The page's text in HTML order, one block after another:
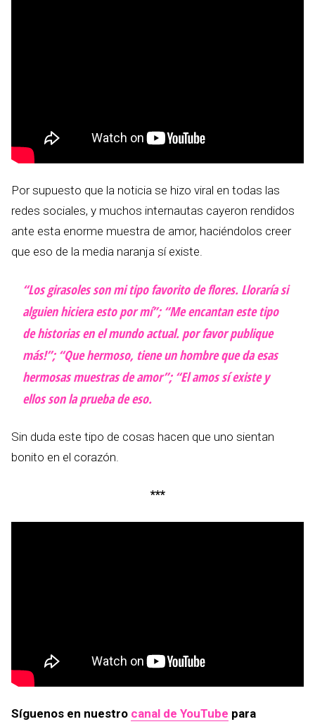
Por supuesto que la noticia se hizo viral en todas las
redes sociales, y muchos internautas cayeron rendidos
ante esta enorme muestra de amor, haciéndolos creer
que eso de la media naranja sí existe.
“Los girasoles son mi tipo favorito de flores. Lloraría si
alguien hiciera esto por mí”; “Me encantan este tipo
de historias en el mundo actual. por favor publique
más!”; “Que hermoso, tiene un hombre que da esas
hermosas muestras de amor”; “El amos sí existe y
ellos son la prueba de eso.
Sin duda este tipo de cosas hacen que uno sientan
bonito en el corazón.
***
Síguenos en nuestro canal de YouTube para